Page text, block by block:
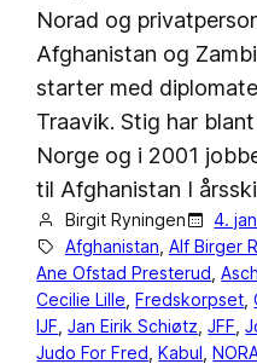
Norad og
Afghanistan og
starter med
Traavik. Stig har
Norge og i 2001
til Afghanistan I
Birgit Ryningen 4.
Afghanistan Alf Birger
Ane Ofstad Presterud ,
Cecilie Lille , Fredskorpset ,
IJF , Jan Eirik Schiøtz , JFF ,
Judo For Fred , Kabul ,